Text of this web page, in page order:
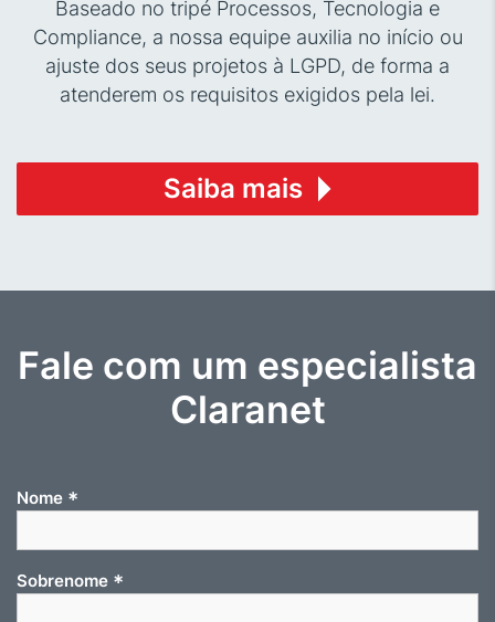
Baseado no tripé Processos, Tecnologia e
Compliance, a nossa equipe auxilia no início ou
ajuste dos seus projetos à LGPD, de forma a
atenderem os requisitos exigidos pela lei.
Saiba mais
Fale com um especialista
Claranet
Nome *
Sobrenome *